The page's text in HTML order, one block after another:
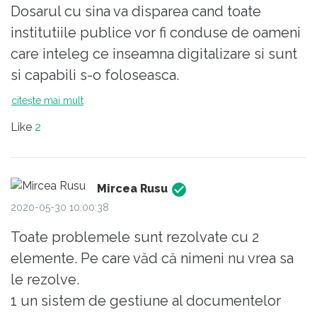
Dosarul cu sina va disparea cand toate
institutiile publice vor fi conduse de oameni
care inteleg ce inseamna digitalizare si sunt
si capabili s-o foloseasca.
citește mai mult
Like 2
Mircea Rusu
2020-05-30 10:00:38
Toate problemele sunt rezolvate cu 2
elemente. Pe care văd că nimeni nu vrea sa
le rezolve.
1 un sistem de gestiune al documentelor